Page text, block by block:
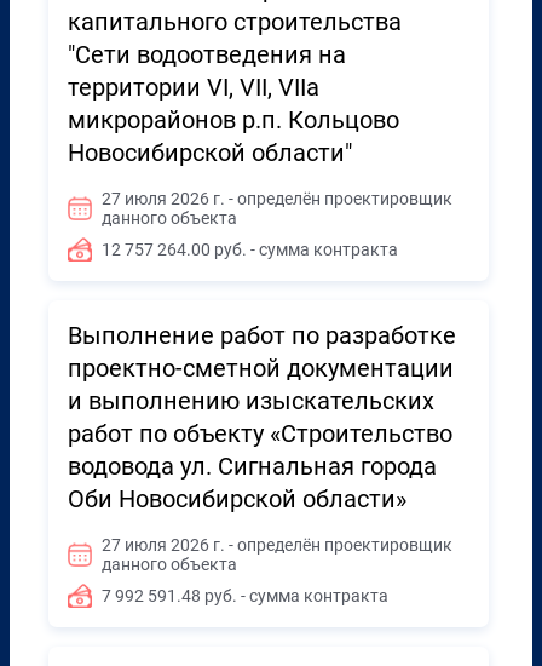
капитального строительства
"Сети водоотведения на
территории VI, VII, VIIа
микрорайонов р.п. Кольцово
Новосибирской области"
27 июля 2026 г. - определён проектировщик
данного объекта
12 757 264.00 руб. - сумма контракта
Выполнение работ по разработке
проектно-сметной документации
и выполнению изыскательских
работ по объекту «Строительство
водовода ул. Сигнальная города
Оби Новосибирской области»
27 июля 2026 г. - определён проектировщик
данного объекта
7 992 591.48 руб. - сумма контракта